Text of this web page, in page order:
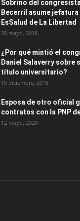
Sobrino del congresista
Becerril asume jefatura
EsSalud de La Libertad
30 mayo, 2018
¿Por qué mintió el
Daniel Salaverry sobre
título universitario?
15 diciembre, 2016
Esposa de otro oficial
contratos con la PNP
12 mayo, 2020